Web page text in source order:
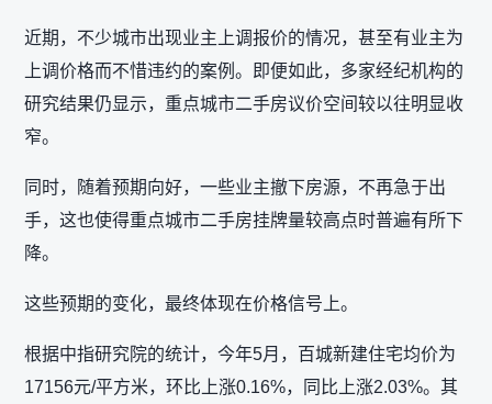
近期，不少城市出现业主上调报价的情况，甚至有业主为
上调价格而不惜违约的案例。即便如此，多家经纪机构的
研究结果仍显示，重点城市二手房议价空间较以往明显收
窄。
同时，随着预期向好，一些业主撤下房源，不再急于出
手，这也使得重点城市二手房挂牌量较高点时普遍有所下
降。
这些预期的变化，最终体现在价格信号上。
根据中指研究院的统计，今年5月，百城新建住宅均价为
17156元/平方米，环比上涨0.16%，同比上涨2.03%。其